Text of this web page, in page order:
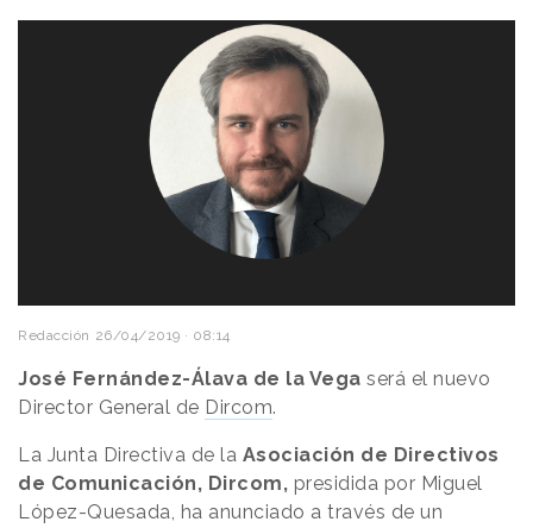
Redacción 26/04/2019 · 08:14
José Fernández-Álava de la Vega será el nuevo
Director General de Dircom.
La Junta Directiva de la Asociación de Directivos
de Comunicación, Dircom, presidida por Miguel
López-Quesada, ha anunciado a través de un